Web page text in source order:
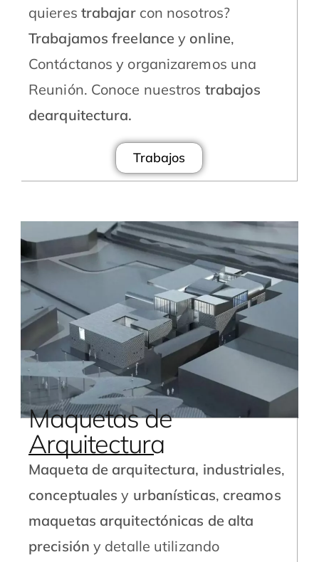
quieres trabajarcon nosotros?
Trabajamos freelance y online,
Contáctanos y organizaremos una
Reunión. Conoce nuestros trabajos
dearquitectura.
Trabajos
Maquetas de
Arquitectura
Maqueta de arquitectura, industriales,
conceptuales y urbanísticas, creamos
maquetas arquitectónicas de alta
precisión y detalle utilizando